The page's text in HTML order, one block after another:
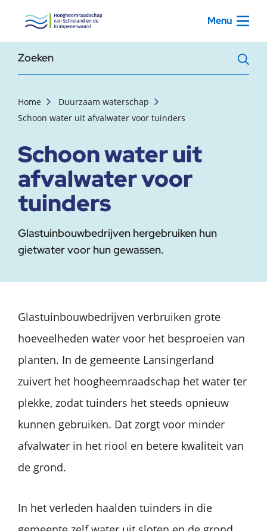
, startpagina Menu
Zoekterm
Home
Duurzaam waterschap
Schoon water uit afvalwater voor tuinders
Schoon water uit
afvalwater voor
tuinders
Glastuinbouwbedrijven hergebruiken hun
gietwater voor hun gewassen.
Glastuinbouwbedrijven verbruiken grote
hoeveelheden water voor het besproeien van
planten. In de gemeente Lansingerland
zuivert het hoogheemraadschap het water ter
plekke, zodat tuinders het steeds opnieuw
kunnen gebruiken. Dat zorgt voor minder
afvalwater in het riool en betere kwaliteit van
de grond.
In het verleden haalden tuinders in die